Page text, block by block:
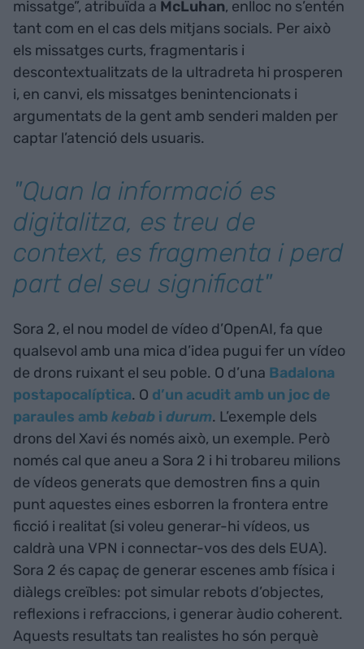
missatge”, atribuïda a McLuhan, enlloc no s’entén
tant com en el cas dels mitjans socials. Per això
els missatges curts, fragmentaris i
descontextualitzats de la ultradreta hi prosperen
i, en canvi, els missatges benintencionats i
argumentats de la gent amb senderi malden per
captar l’atenció dels usuaris.
"Quan la informació es
digitalitza, es treu de
context, es fragmenta i perd
part del seu significat"
Sora 2, el nou model de vídeo d’OpenAI, fa que
qualsevol amb una mica d’idea pugui fer un vídeo
de drons ruixant el seu poble. O d’una Badalona
postapocalíptica. O d’un acudit amb un joc de
paraules amb kebab i durum. L’exemple dels
drons del Xavi és només això, un exemple. Però
només cal que aneu a Sora 2 i hi trobareu milions
de vídeos generats que demostren fins a quin
punt aquestes eines esborren la frontera entre
ficció i realitat (si voleu generar-hi vídeos, us
caldrà una VPN i connectar-vos des dels EUA).
Sora 2 és capaç de generar escenes amb física i
diàlegs creïbles: pot simular rebots d’objectes,
reflexions i refraccions, i generar àudio coherent.
Aquests resultats tan realistes ho són perquè